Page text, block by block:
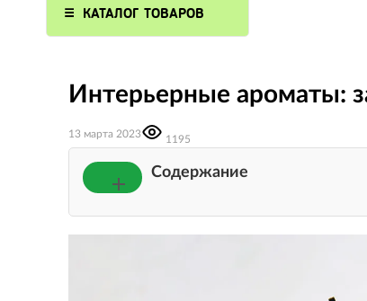
КАТАЛОГ ТОВАРОВ
Интерьерные ароматы:
13 марта 2023 1195
Содержание
Свечи: